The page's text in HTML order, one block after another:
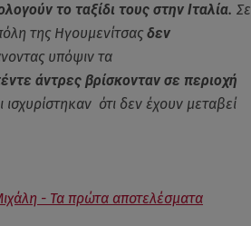
το ταξίδι τους στην Ιταλία. Σε
της Ηγουμενίτσαςδεν
υπόψιν τα
άντρες βρίσκονταν σε περιοχή
ότι δεν έχουν μεταβεί
- Τα πρώτα αποτελέσματα